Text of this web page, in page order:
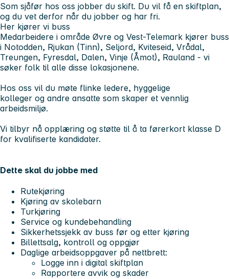
Som sjåfør hos oss jobber du skift. Du vil få en skiftplan,
og du vet derfor når du jobber og har fri.
Her kjører vi buss​
Medarbeidere i område Øvre og Vest-Telemark kjører buss
i Notodden, Rjukan (Tinn), Seljord, Kviteseid, Vrådal,
Treungen, Fyresdal, Dalen, Vinje (Åmot), Rauland - vi
søker folk til alle disse lokasjonene.
Hos oss vil du møte flinke ledere, hyggelige
kolleger og andre ansatte som skaper et vennlig
arbeidsmiljø.
Vi tilbyr nå opplæring og støtte til å ta førerkort klasse D
for kvalifiserte kandidater.
Dette skal du jobbe med
Rutekjøring
Kjøring av skolebarn
Turkjøring
Service og kundebehandling
Sikkerhetssjekk av buss før og etter kjøring
Billettsalg, kontroll og oppgjør
Daglige arbeidsoppgaver på nettbrett:
Logge inn i digital skiftplan
Rapportere avvik og skader